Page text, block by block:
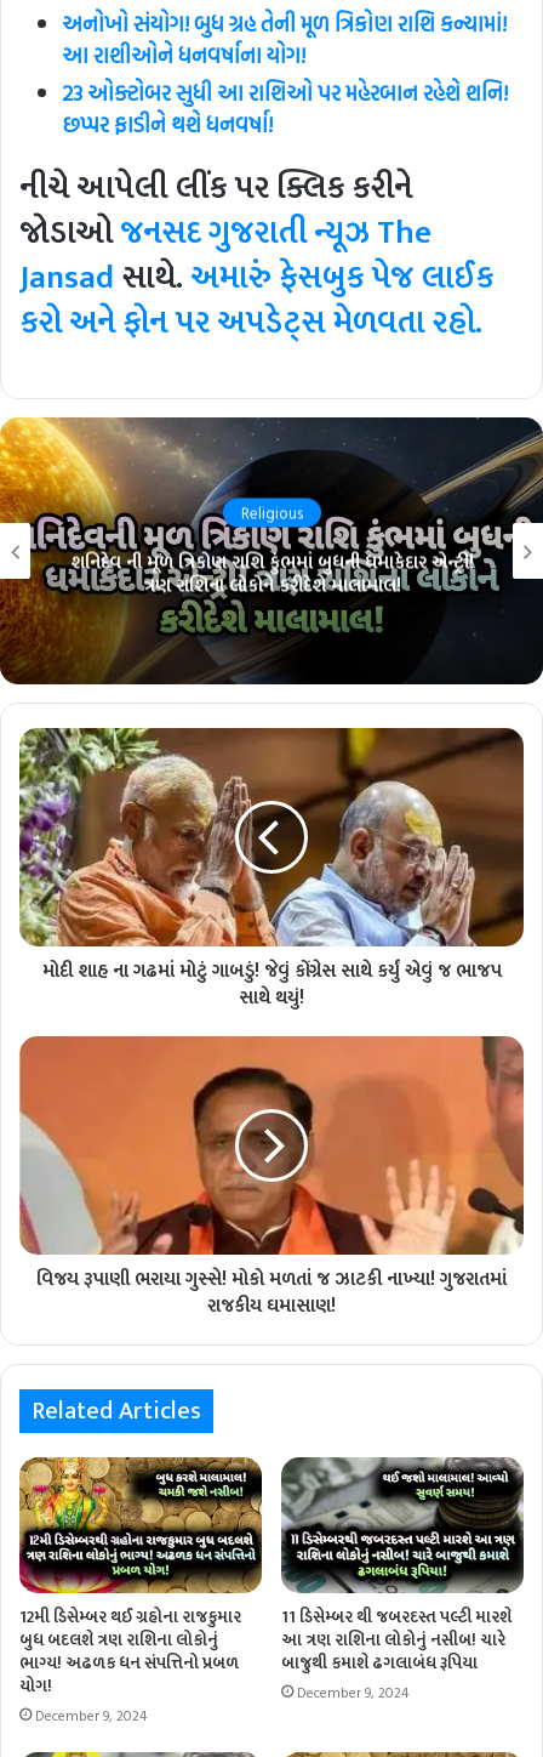
અનોખો સંયોગ! બુધ ગ્રહ તેની મૂળ ત્રિકોણ રાશિ કન્યામાં!
આ રાશીઓને ધનવર્ષાના યોગ!
23 ઓક્ટોબર સુધી આ રાશિઓ પર મહેરબાન રહેશે શનિ!
છપ્પર ફાડીને થશે ધનવર્ષા!
નીચે આપેલી લીંક પર ક્લિક કરીને
જોડાઓજનસદ ગુજરાતી ન્યૂઝThe
Jansadસાથે.અમારું ફેસબુક પેજ લાઈક
કરો અને ફોન પર અપડેટ્સ મેળવતા રહો.
Religious
બની રહ્યો છે દુર્લભ મહાલક્ષ્મી રાજયોગ! ત્રણ રાશિના લોકો
પર લક્ષ્મીજી ચાર હાથે કરશે ધનવર્ષા!
મોદી શાહ ના ગઢમાં મોટું ગાબડું! જેવું કોંગ્રેસ સાથે કર્યું એવું જ ભાજપ
સાથે થયું!
વિજય રૂપાણી ભરાયા ગુસ્સે! મોકો મળતાં જ ઝાટકી નાખ્યા! ગુજરાતમાં
રાજકીય ઘમાસાણ!
Related Articles
12મી ડિસેમ્બર થઈ ગ્રહોના રાજકુમાર
બુધ બદલશે ત્રણ રાશિના લોકોનું
ભાગ્ય! અઢળક ધન સંપત્તિનો પ્રબળ
યોગ!
December 9, 2024
11 ડિસેમ્બર થી જબરદસ્ત પલ્ટી મારશે
આ ત્રણ રાશિના લોકોનું નસીબ! ચારે
બાજુથી કમાશે ઢગલાબંધ રૂપિયા
December 9, 2024